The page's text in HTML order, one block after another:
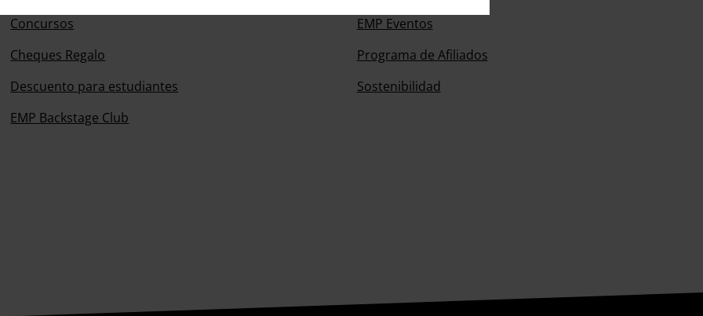
Concursos
Cheques Regalo
Descuento para estudiantes
EMP Backstage Club
EMP Eventos
Programa de Afiliados
Sostenibilidad